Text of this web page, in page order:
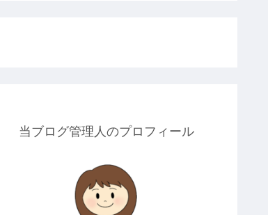
当ブログ管理人のプロフィール